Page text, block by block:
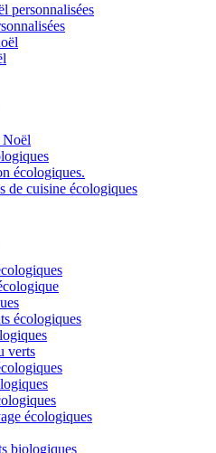
personnalisées
Noël
écologiques.
de cuisine écologiques
écologiques
verts
écologiques
biologiques